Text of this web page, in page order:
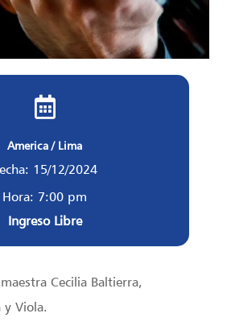
America / Lima
15/12/2024
Hora: 7:00 pm
Ingreso Libre
Cecilia Baltierra,
Viola.